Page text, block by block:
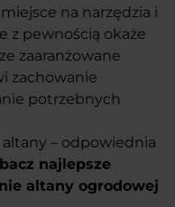
na narzędzia i
z pewnością okaże
zaaranżowane
zachowanie
potrzebnych
– odpowiednia
najlepsze
altany ogrodowej